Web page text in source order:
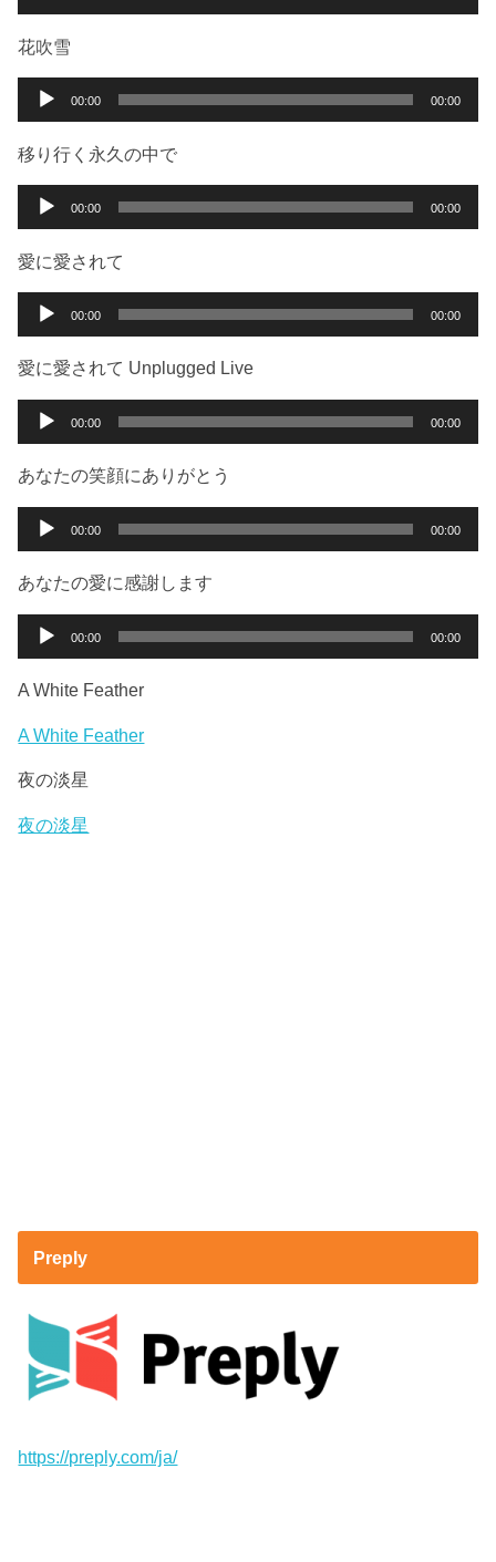
ー
プ
レ
ー
花吹雪
プ
レ
ー
00:00 00:00
移り行く永久の中で
プ
レ
ー
00:00 00:00
愛に愛されて
プ
ー
00:00 00:00
愛に愛されて Unplugged Live
プ
レ
ー
00:00 00:00
あなたの笑顔にありがとう
プ
レ
ー
00:00 00:00
あなたの愛に感謝します
音
ー
00:00 00:00
A White Feather
A White Feather
夜の淡星
夜の淡星
Preply
https://preply.com/ja/